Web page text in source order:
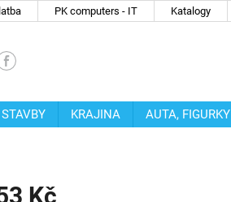
PK computers - IT Katalogy
STAVBY KRAJINA AUTA, FIGURKY
Kč